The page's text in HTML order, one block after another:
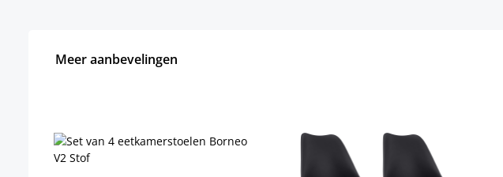
Meer aanbevelingen